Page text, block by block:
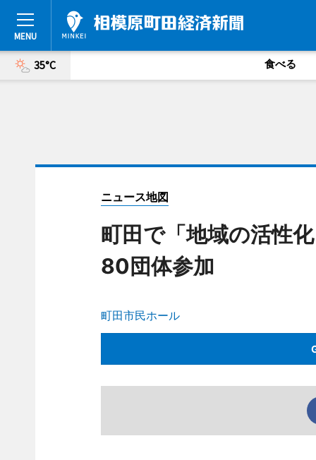
35°C 食べる
ニュース地図
町田で「地域の活性
80団体参加
町田市民ホール